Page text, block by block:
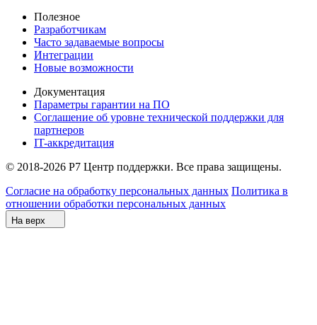
Полезное
Разработчикам
Часто задаваемые вопросы
Интеграции
Новые возможности
Документация
Параметры гарантии на ПО
Соглашение об уровне технической поддержки для
партнеров
IT-аккредитация
© 2018-2026 Р7 Центр поддержки. Все права защищены.
Согласие на обработку персональных данных Политика в
отношении обработки персональных данных
На верх